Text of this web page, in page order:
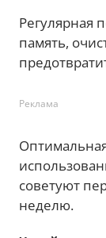
Регулярная
память,
Реклама
советуют
неделю.